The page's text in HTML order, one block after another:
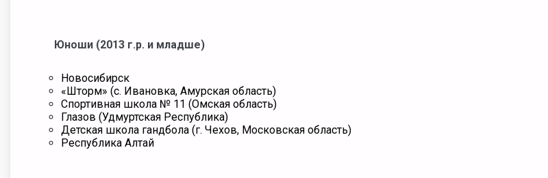
Юноши (2013 г.р. и младше)
Новосибирск
«Шторм» (с. Ивановка, Амурская область)
Спортивная школа № 11 (Омская область)
Глазов (Удмуртская Республика)
Детская школа гандбола (г. Чехов, Московская область)
Республика Алтай